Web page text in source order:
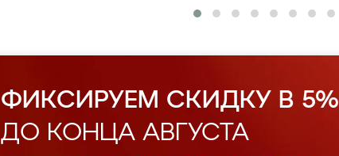
ФИКСИРУЕМ СКИДКУ В 5%
ДО КОНЦА АВГУСТА